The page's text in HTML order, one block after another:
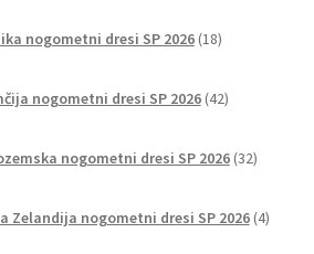
nogometni dresi SP 2026 18izdelkov
nogometni dresi SP 2026 42izdelkov
nogometni dresi SP 2026 32izdelkov
Zelandija nogometni dresi SP 2026 4izdelki